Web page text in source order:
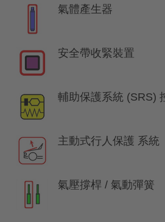
氣體產生器
安全帶收緊裝置
輔助保護系統 (SRS)
主動式行人保護 系統
氣壓撐桿 / 氣動彈簧